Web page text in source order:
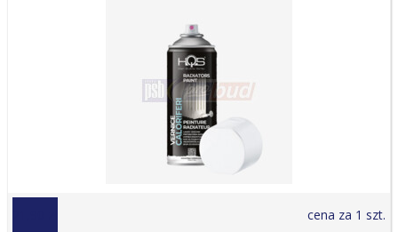
cena za 1 szt.